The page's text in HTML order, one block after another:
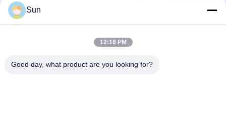
Emballage et expédition:
Emballage et expédition de pièces de stenter
sécurité pour s'assurer qu'elles arrivent en parfait état.Les pièces
matériau d'amortissement ajouté pour éviter les dommagesUne
Sun
12:18 PM
Good day, what product are you looking for?